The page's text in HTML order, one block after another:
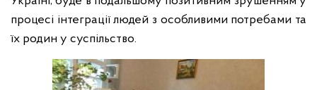
процесі інтеграції людей з особливими потребами та
їх родин у суспільство.